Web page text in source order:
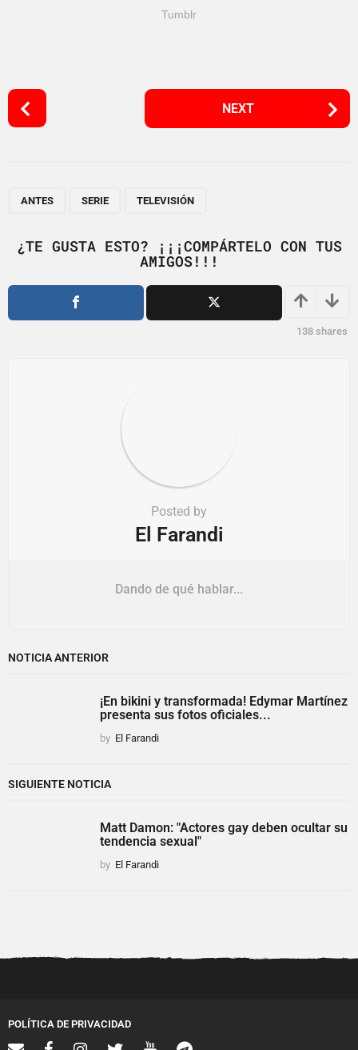
Tumblr
P
o
a
i
NEXT
ANTES SERIE TELEVISIÓN
¿TE GUSTA ESTO? ¡¡¡COMPÁRTELO CON TUS
AMIGOS!!!
138 shares
Posted by
El Farandi
Dando de qué hablar...
NOTICIA ANTERIOR
¡En bikini y transformada! Edymar Martínez
presenta sus fotos oficiales...
by El Farandi
SIGUIENTE NOTICIA
Matt Damon: "Actores gay deben ocultar su
tendencia sexual"
by El Farandi
POLÍTICA DE PRIVACIDAD